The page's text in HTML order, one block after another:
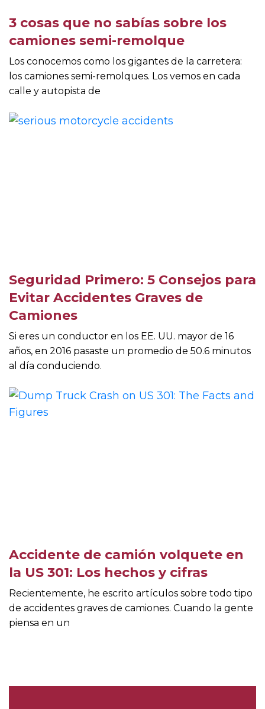
3 cosas que no sabías sobre los
camiones semi-remolque
Los conocemos como los gigantes de la carretera:
los camiones semi-remolques. Los vemos en cada
calle y autopista de
Seguridad Primero: 5 Consejos para
Evitar Accidentes Graves de
Camiones
Si eres un conductor en los EE. UU. mayor de 16
años, en 2016 pasaste un promedio de 50.6 minutos
al día conduciendo.
Accidente de camión volquete en
la US 301: Los hechos y cifras
Recientemente, he escrito artículos sobre todo tipo
de accidentes graves de camiones. Cuando la gente
piensa en un